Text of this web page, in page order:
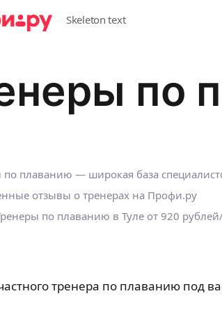
по
по плаванию — широкая база
отзывы о тренерах на Профи.ру
по плаванию в Туле от 920
тренера по плаванию под